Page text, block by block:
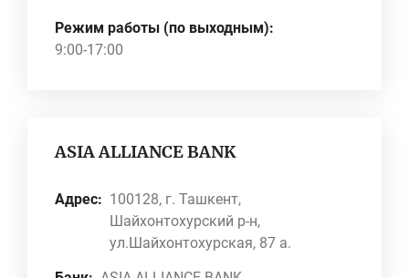
Режим работы (по выходным):
9:00-17:00
ASIA ALLIANCE BANK
Адрес: 100128, г. Ташкент,
Шайхонтохурский р-н,
ул.Шайхонтохурская, 87 а.